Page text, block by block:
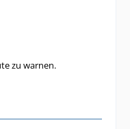
zu warnen.